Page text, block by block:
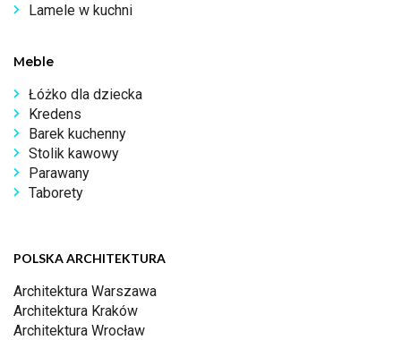
Lamele w kuchni
Meble
Łóżko dla dziecka
Kredens
Barek kuchenny
Stolik kawowy
Parawany
Taborety
POLSKA ARCHITEKTURA
Architektura Warszawa
Architektura Kraków
Architektura Wrocław